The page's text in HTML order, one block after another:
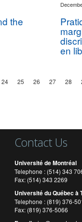
the
en
24 25 26 27 28
Contact Us
Université de Montréal
Telephone : (514) 343
Fax: (514) 343 2269
Université du Québec à
Telephone : (819) 376-
Fax: (819) 376-5066